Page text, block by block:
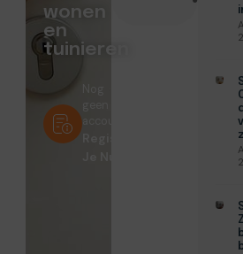
wonen
en
tuinieren
account?